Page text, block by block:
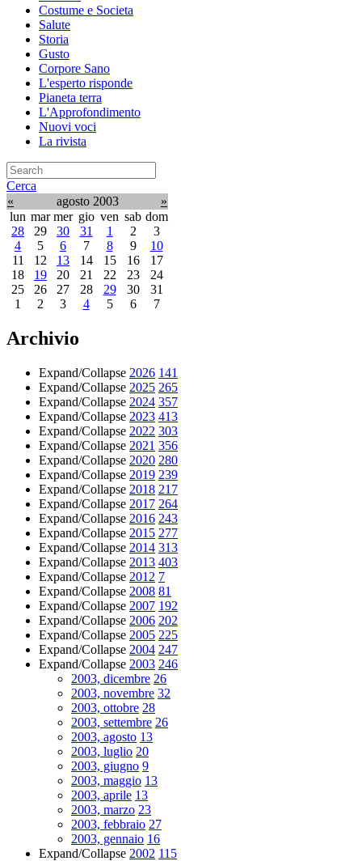
Costume e Societa
Salute
Storia
Gusto
Corpore Sano
L'esperto risponde
Pianeta terra
L'Approfondimento
Nuovi voci
La rivista
Cerca
«
agosto 2003
»
lun mar mer gio ven sab dom
28
29 30 31 1 2
3
4
5 6 7 8 9
10
11
12 13 14 15 16
17
18
19 20 21 22 23
24
25
26 27 28 29 30
31
1
2 3 4 5 6 7
Archivio
Expand/Collapse 2026 141
Expand/Collapse 2025 265
Expand/Collapse 2024 357
Expand/Collapse 2023 413
Expand/Collapse 2022 303
Expand/Collapse 2021 356
Expand/Collapse 2020 280
Expand/Collapse 2019 239
Expand/Collapse 2018 217
Expand/Collapse 2017 264
Expand/Collapse 2016 243
Expand/Collapse 2015 277
Expand/Collapse 2014 313
Expand/Collapse 2013 403
Expand/Collapse 2012 7
Expand/Collapse 2008 81
Expand/Collapse 2007 192
Expand/Collapse 2006 202
Expand/Collapse 2005 225
Expand/Collapse 2004 247
Expand/Collapse 2003 246
2003, dicembre 26
2003, novembre 32
2003, ottobre 28
2003, settembre 26
2003, agosto 13
2003, luglio 20
2003, giugno 9
2003, maggio 13
2003, aprile 13
2003, marzo 23
2003, febbraio 27
2003, gennaio 16
Expand/Collapse 2002 115